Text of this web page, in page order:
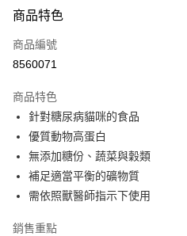
LINE Pay
Apple Pay
Google Pay
全盈+PAY
AFTEE先享後付
相關說明
【關於「AFTEE先享後付」】
便利好安心！
商品特色
商品編號
8560071
商品特色
針對糖尿病貓咪的食品
優質動物高蛋白
無添加糖份、蔬菜與穀類
補足適當平衡的礦物質
需依照獸醫師指示下使用
銷售重點